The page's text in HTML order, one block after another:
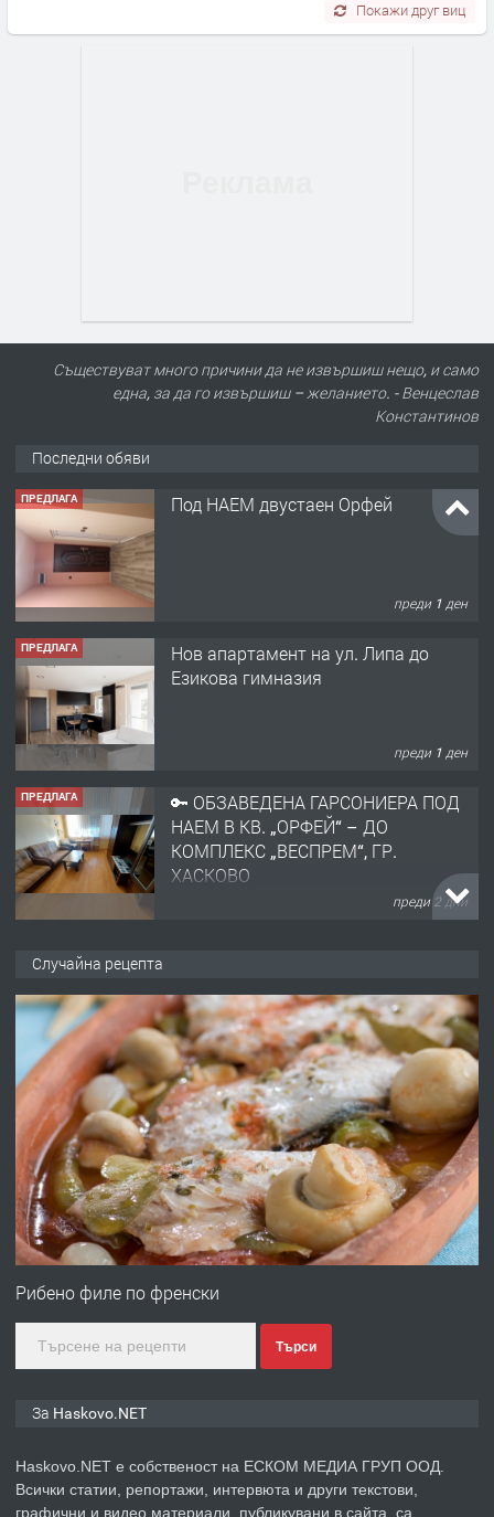
Покажи друг виц
Съществуват много причини да не извършиш нещо, и само
една, за да го извършиш – желанието. - Венцеслав
Константинов
Последни обяви
ПРЕДЛАГА Под НАЕМ двустаен Орфей
преди 1 ден
ПРЕДЛАГА
Нов апартамент на ул. Липа до
Езикова гимназия
преди 1 ден
ПРЕДЛАГА
🔑 ОБЗАВЕДЕНА ГАРСОНИЕРА ПОД
НАЕМ В КВ. „ОРФЕЙ“ – ДО
КОМПЛЕКС „ВЕСПРЕМ“, ГР.
ХАСКОВО
преди 2 дни
АПАРТАМЕНТ В ЦЕНТЪРА НА ГР.
ХАСКОВО
преди 3 дни
ПРЕДЛАГА Давам гараж под наем
преди 3 дни
ПРЕДЛАГА
№4120 Магазин/Офис под наем в
до градската градина!
преди 4 дни
Случайна рецепта
Рибено филе по френски
Търси
За Haskovo.NET
Haskovo.NET е собственост на ЕСКОМ МЕДИА ГРУП ООД.
Всички статии, репортажи, интервюта и други текстови,
графични и видео материали, публикувани в сайта, са